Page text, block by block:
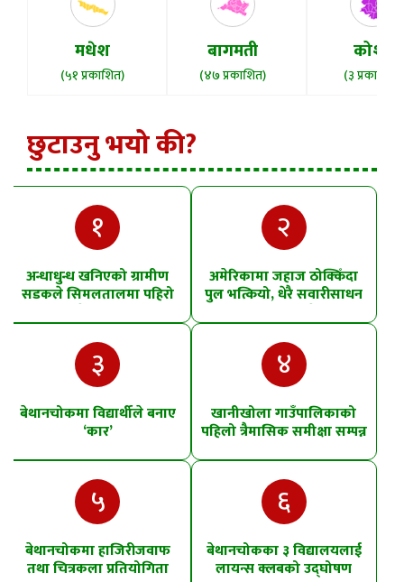
मधेश
(५१ प्रकाशित)
बागमती
(४७ प्रकाशित)
कोशी
(३ प्रकाशित)
छुटाउनु भयो की?
१
अन्धाधुन्ध खनिएको ग्रामीण
सडकले सिमलतालमा पहिरो
२
अमेरिकामा जहाज ठोक्किँदा
पुल भत्कियो, धेरै सवारीसाधन
३
बेथानचोकमा विद्यार्थीले बनाए
‘कार’
४
खानीखोला गाउँपालिकाको
पहिलो त्रैमासिक समीक्षा सम्पन्न
५
बेथानचोकमा हाजिरीजवाफ
तथा चित्रकला प्रतियोगिता
६
बेथानचोकका ३ विद्यालयलाई
लायन्स क्लबको उद्घोषण